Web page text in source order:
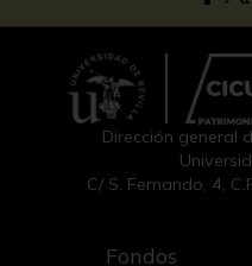
Dirección general
C/ S. Fernando, 4,
Fondos